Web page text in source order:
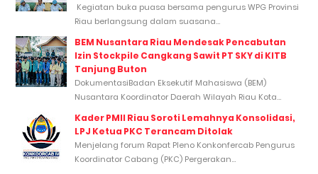
Kegiatan buka puasa bersama pengurus WPG Provinsi
Riau berlangsung dalam suasana...
BEM Nusantara Riau Mendesak Pencabutan
Izin Stockpile Cangkang Sawit PT SKY di KITB
Tanjung Buton
DokumentasiBadan Eksekutif Mahasiswa (BEM)
Nusantara Koordinator Daerah Wilayah Riau Kota...
Kader PMII Riau Soroti Lemahnya Konsolidasi,
LPJ Ketua PKC Terancam Ditolak
Menjelang forum Rapat Pleno Konkonfercab Pengurus
Koordinator Cabang (PKC) Pergerakan...